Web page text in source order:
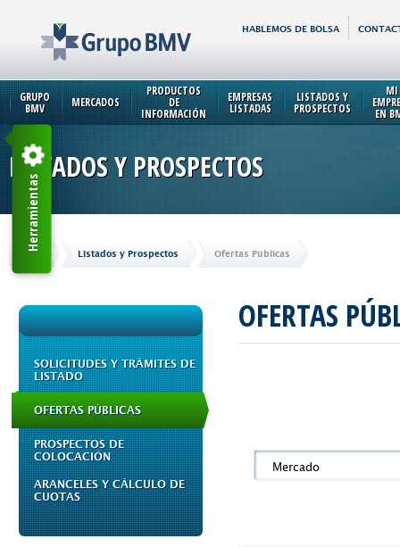
HABLEMOS DE BOLSA
GRUPO
BMV MERCADOS
PRODUCTOS
DE
INFORMACIÓN
EMPRESAS
LISTADAS
LISTADOS Y
PROSPECTOS
MI
EN
LISTADOS Y PROSPECTOS
Inicio Listados y Prospectos Ofertas Públicas
SOLICITUDES Y TRÁMITES DE
LISTADO
OFERTAS PÚBLICAS
PROSPECTOS DE
COLOCACIÓN
ARANCELES Y CÁLCULO DE
CUOTAS
OFERTAS
Mercado
Herramientas